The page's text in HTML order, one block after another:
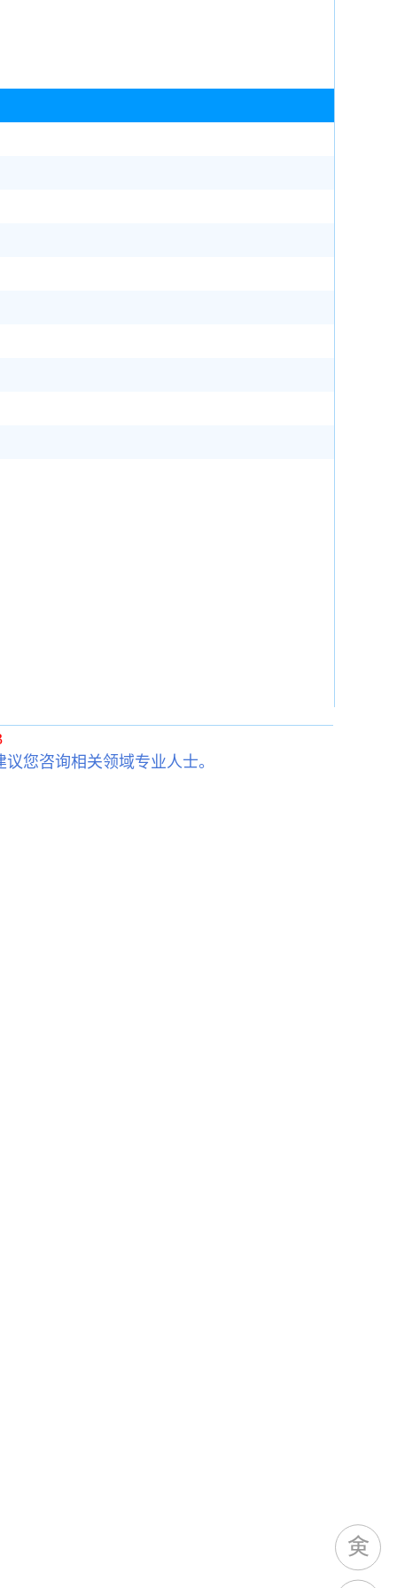
您咨询相关领域专业人士。